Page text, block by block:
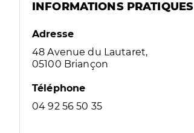
INFORMATIONS PRATIQUES
Adresse
48 Avenue du Lautaret,
05100 Briançon
Téléphone
04 92 56 50 35